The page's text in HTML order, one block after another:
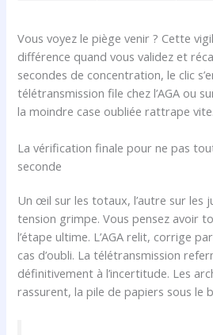
Vous voyez le piège venir ? Cette
différence quand vous validez et
secondes de concentration, le clic
télétransmission file chez l’AGA ou
la moindre case oubliée rattrape vite.
La vérification finale pour ne pas
seconde
Un œil sur les totaux, l’autre sur les
tension grimpe. Vous pensez avoir
l’étape ultime. L’AGA relit, corrige
cas d’oubli. La télétransmission
définitivement à l’incertitude. Les
rassurent, la pile de papiers sous le